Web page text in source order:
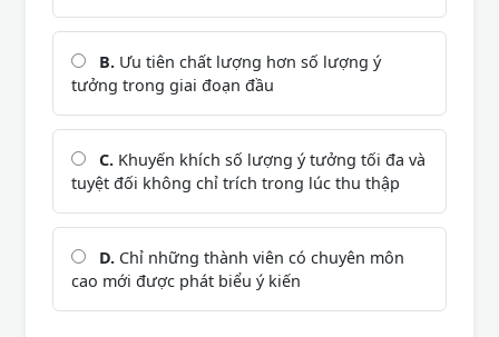
B. Ưu tiên chất lượng hơn số lượng ý
tưởng trong giai đoạn đầu
C. Khuyến khích số lượng ý tưởng tối đa và
tuyệt đối không chỉ trích trong lúc thu thập
D. Chỉ những thành viên có chuyên môn
cao mới được phát biểu ý kiến